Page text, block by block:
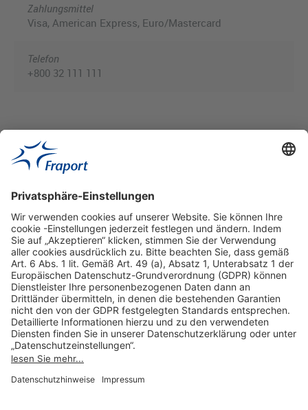
Zahlungsmittel
Visa, American Express, Euro/Mastercard
Telefon
+800 32 111 111
Hilfreiche Links
Online einkaufen & buchen
Über uns